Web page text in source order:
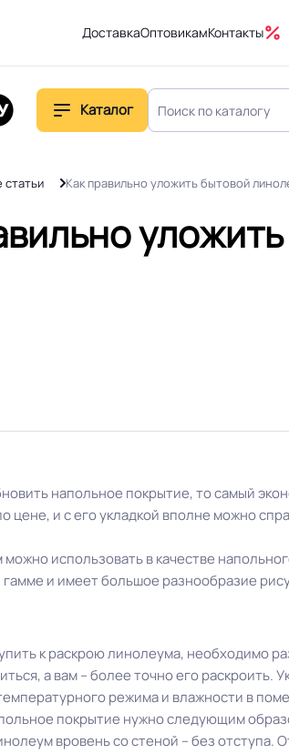
ДоставкаОптовикамКонтакты
Каталог
Как правильно уложить бытовой
напольное покрытие, то самый
цене, и с его укладкой вполне можно
использовать в качестве
и имеет большое разнообразие
к раскрою линолеума, необходимо
а вам – более точно его раскроить.
режима и влажности в
покрытие нужно следующим
вровень со стеной – без отступа.